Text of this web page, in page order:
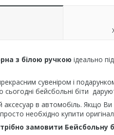
з білою ручкою ідеально
сувеніром і
бейсбольні біти
в автомобіль. Якщо
необхідно купити
замовити Бейсбольну